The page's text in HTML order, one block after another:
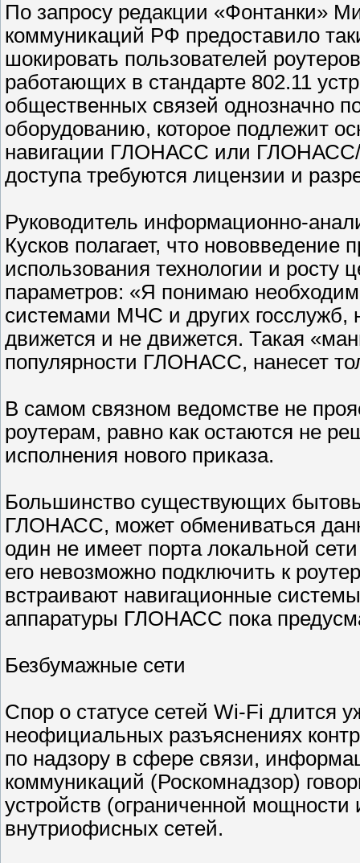
По запросу редакции «Фонтанки»
коммуникаций РФ предоставило
шокировать пользователей
работающих в стандарте 802.11
общественных связей однозначно
оборудованию, которое подлежит
навигации ГЛОНАСС или ГЛОНАСС/
доступа требуются лицензии и
Руководитель информационно-
Кусков полагает, что нововведение
использования технологии и росту
параметров: «Я понимаю
системами МЧС и других госслужб,
движется и не движется. Такая
популярности ГЛОНАСС, нанесет
В самом связном ведомстве не
роутерам, равно как остаются не
исполнения нового приказа.
Большинство существующих
ГЛОНАСС, может обмениваться
один не имеет порта локальной
его невозможно подключить к
встраивают навигационные
аппаратуры ГЛОНАСС пока
Безбумажные сети
Спор о статусе сетей Wi-Fi длится
неофициальных разъяснениях
по надзору в сфере связи,
коммуникаций (Роскомнадзор)
устройств (ограниченной мощности
внутриофисных сетей.